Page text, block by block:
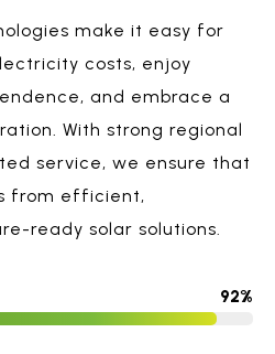
make it easy for
costs, enjoy
and embrace a
With strong regional
service, we ensure that
from efficient,
ready solar solutions.
92%